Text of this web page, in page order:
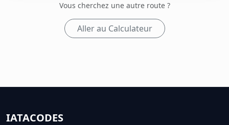
Vous cherchez une autre route ?
Aller au Calculateur
IATACODES